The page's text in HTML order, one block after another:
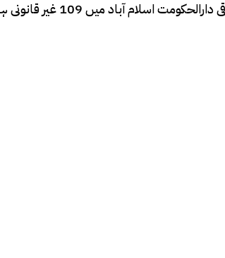
109 غیر قانونی ہاؤسنگ سکیموں کا انکشاف ہوا